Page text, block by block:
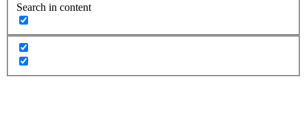
Search in content